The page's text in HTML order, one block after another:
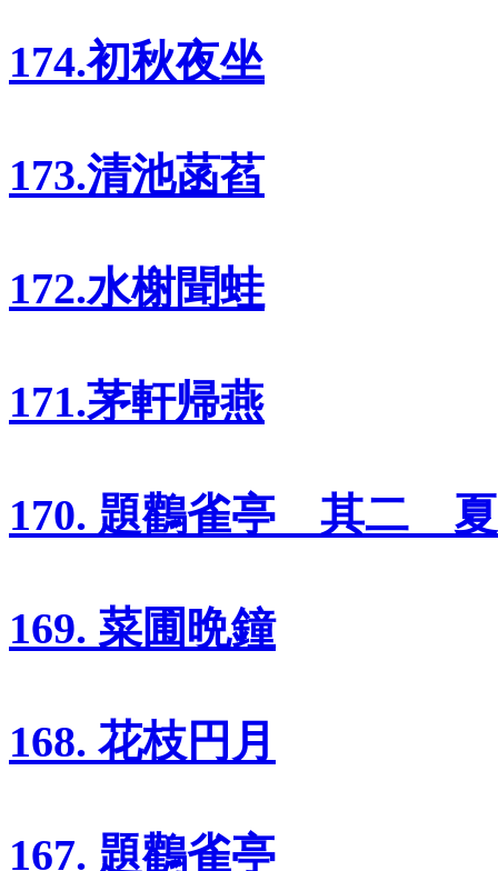
174.初秋夜坐
173.清池菡萏
172.水榭聞蛙
171.茅軒帰燕
170. 題鸛雀亭 其二 夏
169. 菜圃晩鐘
168. 花枝円月
167. 題鸛雀亭